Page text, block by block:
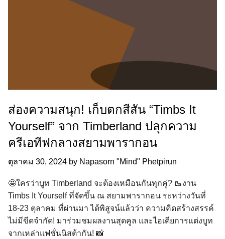
ส่องความสนุก! เก็บตกสีสัน “Timbs It
Yourself” จาก Timberland ปลุกความ
ครีเอทีฟกลางสยามพารากอน
ตุลาคม 30, 2024 by Napasorn "Mind" Phetpirun
🤩ใครว่าบูท Timberland จะต้องเหมือนกันทุกคู่? 🥾งาน
Timbs It Yourself ที่จัดขึ้น ณ สยามพารากอน ระหว่างวันที่
18-23 ตุลาคม ที่ผ่านมา ได้พิสูจน์แล้วว่า ความคิดสร้างสรรค์
ไม่มีขีดจำกัด! มาร่วมชมผลงานสุดคูล และไอเดียการแต่งบูท
จากเหล่าแฟชั่นนิสต้ากัน! 📸